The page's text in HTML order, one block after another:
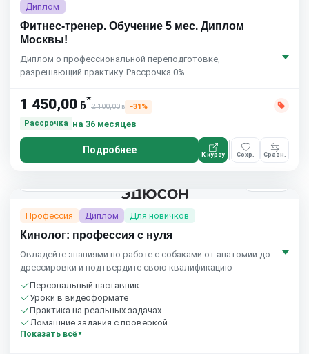
Диплом
Фитнес-тренер. Обучение 5 мес. Диплом
Москвы!
Диплом о профессиональной переподготовке,
разрешающий практику. Рассрочка 0%
1 450,00 ƃ*
2 100,00ƃ
−31%
Рассрочка
на 36 месяцев
Подробнее К курсу Сохр. Сравн.
Профессия Диплом Для новичков
Кинолог: профессия с нуля
Овладейте знаниями по работе с собаками от анатомии до
дрессировки и подтвердите свою квалификацию
Персональный наставник
Уроки в видеоформате
Практика на реальных задачах
Домашние задания с проверкой
Бесплатный пробный урок
Показать всё